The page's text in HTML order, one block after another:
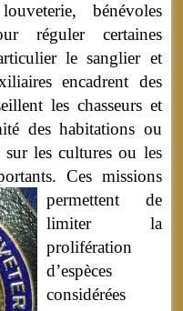
bénévoles
réguler certaines
le sanglier et
encadrent des
les chasseurs et
des habitations ou
sur les cultures ou les
Ces missions
permettent de
limiter la
prolifération
d’espèces
considérées